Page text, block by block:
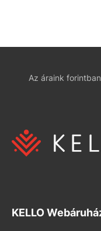
Az áraink
KELLO